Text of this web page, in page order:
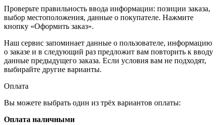
Проверьте правильность ввода информации: позиции заказа,
выбор местоположения, данные о покупателе. Нажмите
кнопку «Оформить заказ».
Наш сервис запоминает данные о пользователе, информацию
о заказе и в следующий раз предложит вам повторить к вводу
данные предыдущего заказа. Если условия вам не подходят,
выбирайте другие варианты.
Оплата
Вы можете выбрать один из трёх вариантов оплаты:
Оплата наличными